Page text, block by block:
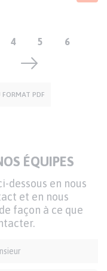
Page
4 Page
5 Page
6
FORMAT PDF
ÉQUIPES
dessous en nous
et en nous
façon à ce que